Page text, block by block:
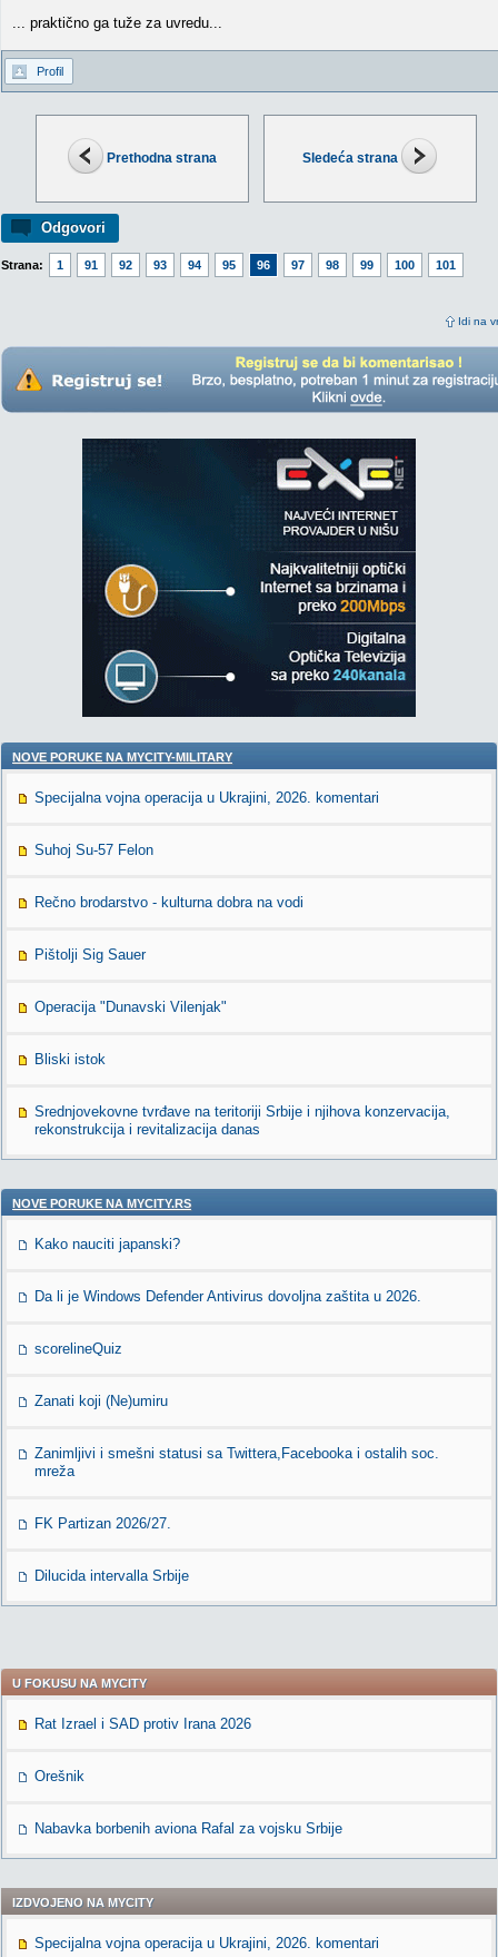
Prethodna strana Sledeća strana
Odgovori
Strana: 1 91 92 93 94 95 96 97 98 99 100 101
Idi na
... praktično ga tuže za uvredu...
Profil
NOVE PORUKE NA MYCITY-MILITARY
Specijalna vojna operacija u Ukrajini, 2026. komentari
Suhoj Su-57 Felon
Rečno brodarstvo - kulturna dobra na vodi
Pištolji Sig Sauer
Operacija "Dunavski Vilenjak"
Bliski istok
Srednjovekovne tvrđave na teritoriji Srbije i njihova konzervacija,
rekonstrukcija i revitalizacija danas
NOVE PORUKE NA MYCITY.RS
Kako nauciti japanski?
Da li je Windows Defender Antivirus dovoljna zaštita u 2026.
scorelineQuiz
Zanati koji (Ne)umiru
Zanimljivi i smešni statusi sa Twittera,Facebooka i ostalih soc.
mreža
FK Partizan 2026/27.
Dilucida intervalla Srbije
U FOKUSU NA MYCITY
Rat Izrael i SAD protiv Irana 2026
Orešnik
Nabavka borbenih aviona Rafal za vojsku Srbije
IZDVOJENO NA MYCITY
Specijalna vojna operacija u Ukrajini, 2026. komentari